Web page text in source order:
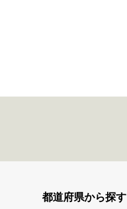
都道府県から探す